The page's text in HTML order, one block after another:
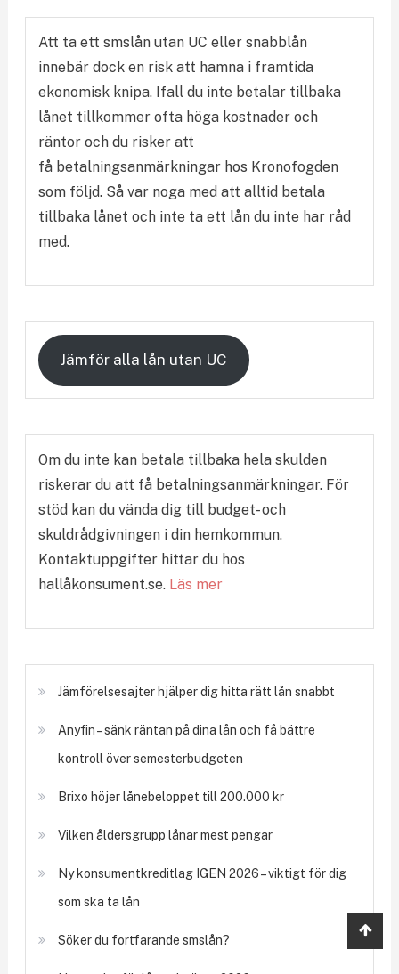
Att ta ett smslån utan UC eller snabblån
innebär dock en risk att hamna i framtida
ekonomisk knipa. Ifall du inte betalar tillbaka
lånet tillkommer ofta höga kostnader och
räntor och du risker att
få betalningsanmärkningar hos Kronofogden
som följd. Så var noga med att alltid betala
tillbaka lånet och inte ta ett lån du inte har råd
med.
Jämför alla lån utan UC
Om du inte kan betala tillbaka hela skulden
riskerar du att få betalningsanmärkningar. För
stöd kan du vända dig till budget- och
skuldrådgivningen i din hemkommun.
Kontaktuppgifter hittar du hos
hallåkonsument.se. Läs mer
Jämförelsesajter hjälper dig hitta rätt lån snabbt
Anyfin – sänk räntan på dina lån och få bättre
kontroll över semesterbudgeten
Brixo höjer lånebeloppet till 200.000 kr
Vilken åldersgrupp lånar mest pengar
Ny konsumentkreditlag IGEN 2026 – viktigt för dig
som ska ta lån
Söker du fortfarande smslån?